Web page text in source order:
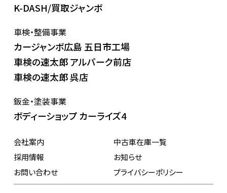
K-DASH/買取ジャンボ
車検・整備事業
カージャンボ広島 五日市工場
車検の速太郎 アルパーク前店
車検の速太郎 呉店
鈑金・塗装事業
ボディーショップ カーライズ4
会社案内
中古車在庫一覧
採用情報
お知らせ
お問い合わせ
プライバシーポリシー